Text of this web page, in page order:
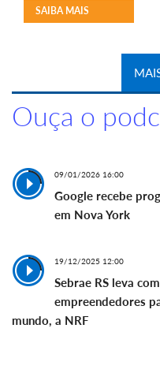
SAIBA MAIS
Ouça o
09/01/2026 16:00
Google recebe
em Nova York
19/12/2025 12:00
Sebrae RS leva
empreendedores
mundo, a NRF